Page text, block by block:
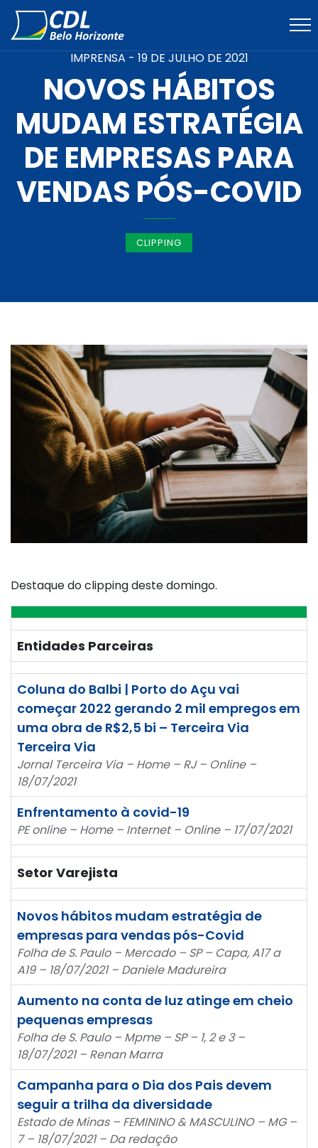
IMPRENSA - 19 DE JULHO DE 2021
NOVOS HÁBITOS
MUDAM ESTRATÉGIA
DE EMPRESAS PARA
VENDAS PÓS-COVID
CLIPPING
Destaque do clipping deste domingo.
Entidades Parceiras
Coluna do Balbi | Porto do Açu vai
começar 2022 gerando 2 mil empregos em
uma obra de R$2,5 bi – Terceira Via
Terceira Via
Jornal Terceira Via – Home – RJ – Online –
18/07/2021
Enfrentamento à covid-19
PE online – Home – Internet – Online – 17/07/2021
Setor Varejista
Novos hábitos mudam estratégia de
empresas para vendas pós-Covid
Folha de S. Paulo – Mercado – SP – Capa, A17 a
A19 – 18/07/2021 – Daniele Madureira
Aumento na conta de luz atinge em cheio
pequenas empresas
Folha de S. Paulo – Mpme – SP – 1, 2 e 3 –
18/07/2021 – Renan Marra
Campanha para o Dia dos Pais devem
seguir a trilha da diversidade
Estado de Minas – FEMININO & MASCULINO – MG –
7 – 18/07/2021 – Da redação